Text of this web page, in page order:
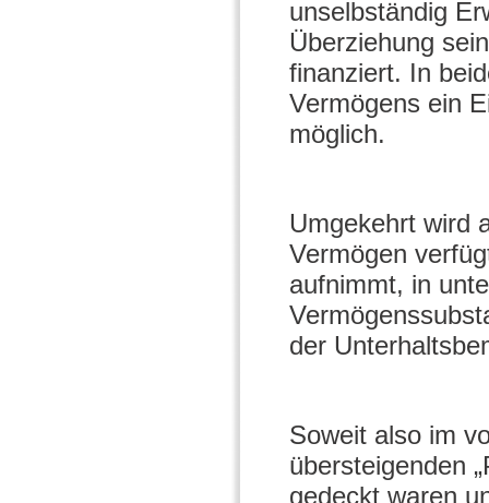
unselbständig
Überziehung
finanziert. In
Vermögens ein
möglich.
Umgekehrt wird
Vermögen
aufnimmt, in
der
Soweit also im
übersteigenden
gedeckt waren